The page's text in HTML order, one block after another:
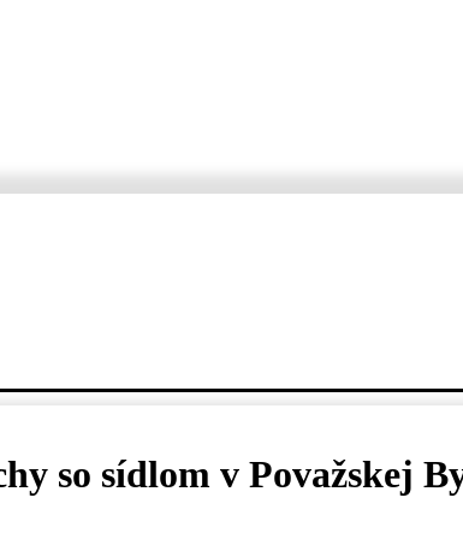
so sídlom v Považskej